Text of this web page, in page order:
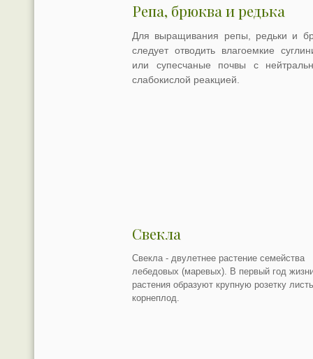
Репа, брюква и редька
Для выращивания репы, редьки и
следует отводить влагоемкие
или супесчаные почвы с
слабокислой реакцией.
Свекла
Свекла - двулетнее растение семейства
лебедовых (маревых). В первый год
растения образуют крупную розетку
корнеплод.